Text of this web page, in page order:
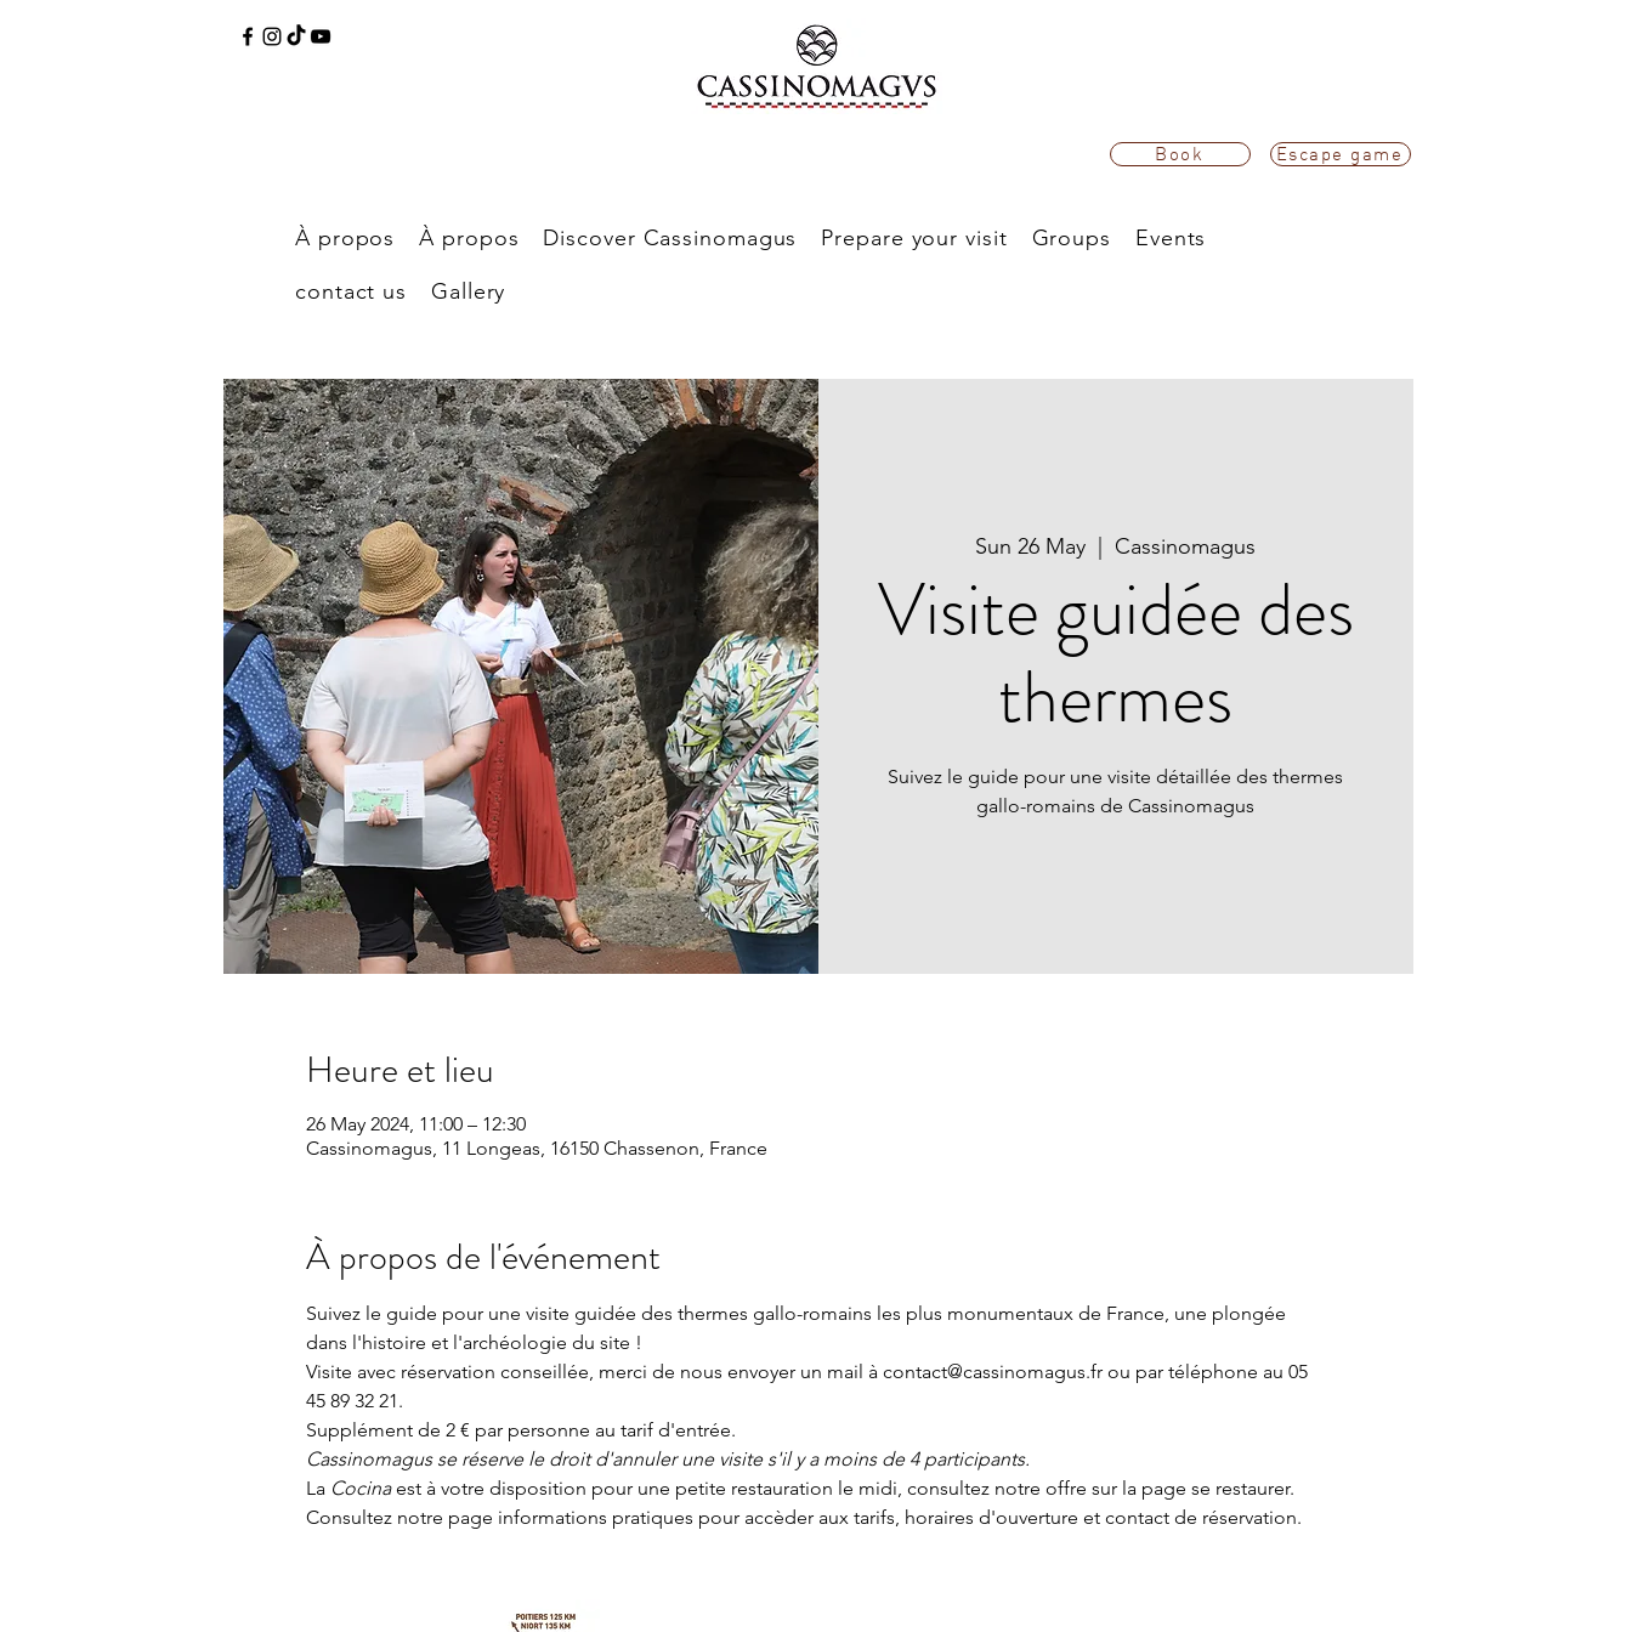
Book Escape game
À propos À propos Discover Cassinomagus Prepare your visit Groups
Events
contact us
Gallery
Sun 26 May
  |
Cassinomagus
Visite guidée des
thermes
Suivez le guide pour une visite détaillée des thermes
gallo-romains de Cassinomagus
Heure et lieu
26 May 2024, 11:00 – 12:30
Cassinomagus, 11 Longeas, 16150 Chassenon, France
À propos de l'événement
Suivez le guide pour une visite guidée des thermes gallo-romains les plus monumentaux de France, une plongée
dans l'histoire et l'archéologie du site !
Visite avec réservation conseillée, merci de nous envoyer un mail à contact@cassinomagus.fr ou par téléphone au 05
45 89 32 21.
Supplément de 2 € par personne au tarif d'entrée.
Cassinomagus se réserve le droit d'annuler une visite s'il y a moins de 4 participants.
La Cocina est à votre disposition pour une petite restauration le midi, consultez notre offre sur la page se restaurer.
Consultez notre page informations pratiques pour accèder aux tarifs, horaires d'ouverture et contact de réservation.